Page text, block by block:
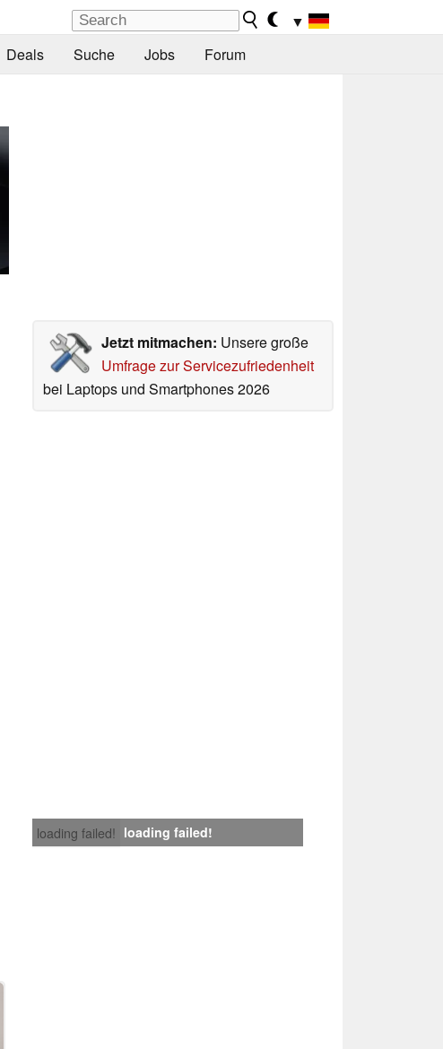
▼
Deals Suche Jobs Forum
Jetzt mitmachen: Unsere große
Umfrage zur Servicezufriedenheit
bei Laptops und Smartphones 2026
loading failed! loading failed!